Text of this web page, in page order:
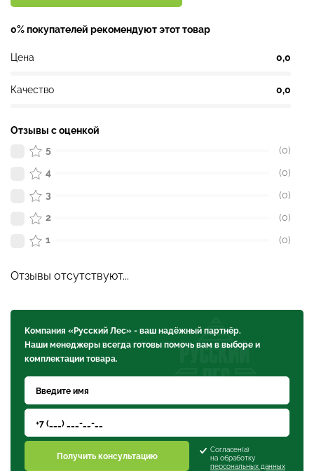
0% покупателей рекомендуют этот товар
Цена 0,0
Качество 0,0
Отзывы с оценкой
5
(0)
4
(0)
3
(0)
2
(0)
1
(0)
Отзывы отсутствуют...
Компания «Русский Лес» - ваш надёжный партнёр.
Наши менеджеры всегда готовы помочь вам в выборе и
комплектации товара.
Получить консультацию
Согласен(а)
на обработку
персональных данных